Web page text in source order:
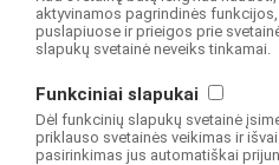
info@nsa.smsm.lt
Anketas prašome pildyti
Prieš siųsdami anketas
tvarką
Leidimų išdavimo tvarka
aktyvinamos pagrindinės
puslapiuose ir prieigos prie
slapukų svetainė neveiks tinkamai.
Funkciniai slapukai
Dėl funkcinių slapukų svetainė
priklauso svetainės veikimas ir
pasirinkimas jus automatiškai